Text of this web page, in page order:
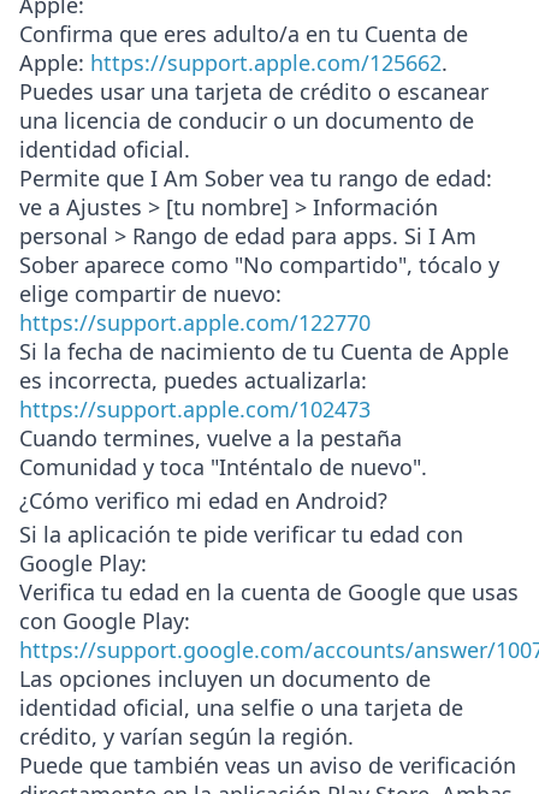
Confirma que eres adulto/a en tu Cuenta de
Apple: https://support.apple.com/125662.
Puedes usar una tarjeta de crédito o escanear
una licencia de conducir o un documento de
identidad oficial.
Permite que I Am Sober vea tu rango de edad:
ve a Ajustes > [tu nombre] > Información
personal > Rango de edad para apps. Si I Am
Sober aparece como "No compartido", tócalo y
elige compartir de nuevo:
https://support.apple.com/122770
Si la fecha de nacimiento de tu Cuenta de Apple
es incorrecta, puedes actualizarla:
https://support.apple.com/102473
Cuando termines, vuelve a la pestaña
Comunidad y toca "Inténtalo de nuevo".
¿Cómo verifico mi edad en Android?
Si la aplicación te pide verificar tu edad con
Google Play:
Verifica tu edad en la cuenta de Google que usas
con Google Play:
https://support.google.com/accounts/answer/
Las opciones incluyen un documento de
identidad oficial, una selfie o una tarjeta de
crédito, y varían según la región.
Puede que también veas un aviso de verificación